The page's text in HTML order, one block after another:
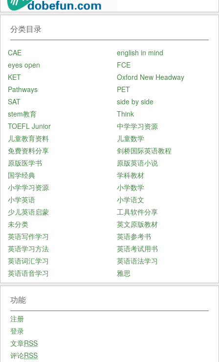
分类目录
CAE
english in mind
eyes open
FCE
KET
Oxford New Headway
Pathways
PET
SAT
side by side
stem教育
Think
TOEFL Junior
中学学习资源
儿童教育资料
儿童数学
免费资料分享
剑桥国际英语教程
原版医学书
原版英语小说
国学经典
学科教材
小学学习资源
小学数学
小学英语
小学语文
少儿英语启蒙
工具软件分享
未分类
英文原版教材
英语写作学习
英语参考书
英语学习方法
英语考试用书
英语词汇学习
英语语法学习
英语语音学习
雅思
功能
注册
登录
文章RSS
评论RSS